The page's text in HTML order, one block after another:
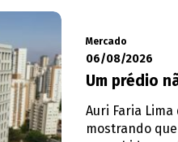
Mercado
06/08/2026
Um prédio
Auri Faria
mostrando